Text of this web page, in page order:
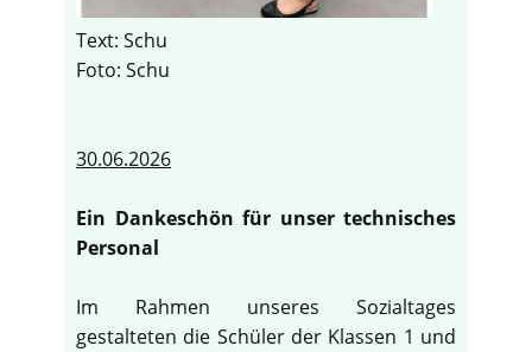
Text: Schu
Foto: Schu
30.06.2026
Ein Dankeschön für unser technisches
Personal
Im Rahmen unseres Sozialtages
gestalteten die Schüler der Klassen 1 und